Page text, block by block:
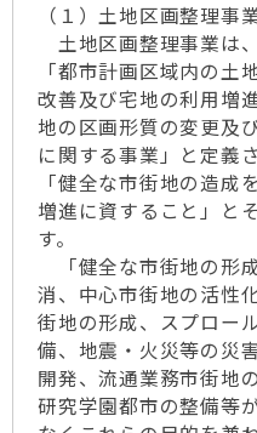
（１）土地区画整理事
土地区画整理事業は
「都市計画区域内の土
改善及び宅地の利用増
地の区画形質の変更及
に関する事業」と定義
「健全な市街地の造成
増進に資すること」と
す。
「健全な市街地の形
消、中心市街地の活性
街地の形成、スプロー
備、地震・火災等の災
開発、流通業務市街地
研究学園都市の整備等